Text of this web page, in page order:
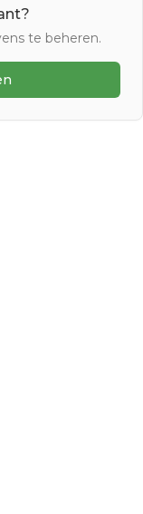
te beheren.